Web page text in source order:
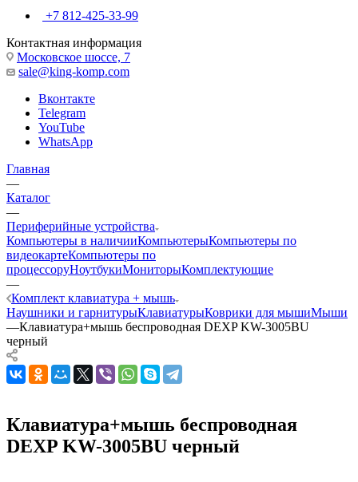
+7 812-425-33-99
Контактная информация
Московское шоссе, 7
sale@king-komp.com
Вконтакте
Telegram
YouTube
WhatsApp
Главная
—
Каталог
—
Периферийные устройства
Компьютеры в наличииКомпьютерыКомпьютеры по
видеокартеКомпьютеры по
процессоруНоутбукиМониторыКомплектующие
—
Комплект клавиатура + мышь
Наушники и гарнитурыКлавиатурыКоврики для мышиМыши
—Клавиатура+мышь беспроводная DEXP KW-3005BU
черный
Клавиатура+мышь беспроводная
DEXP KW-3005BU черный